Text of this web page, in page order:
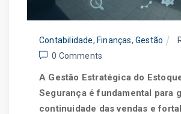
Contabilidade, Finanças,Gestão
0 Comments
A Gestão Estratégica do
Segurança é fundamental para
continuidade das vendas e